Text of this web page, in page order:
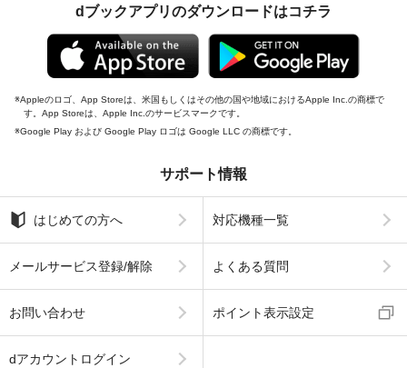
dブックアプリのダウンロードはコチラ
Appleのロゴ、App Storeは、米国もしくはその他の国や地域におけるApple Inc.の商標で
す。App Storeは、Apple Inc.のサービスマークです。
Google Play および Google Play ロゴは Google LLC の商標です。
サポート情報
はじめての方へ 対応機種一覧
メールサービス登録/解除 よくある質問
お問い合わせ ポイント表示設定
dアカウントログイン